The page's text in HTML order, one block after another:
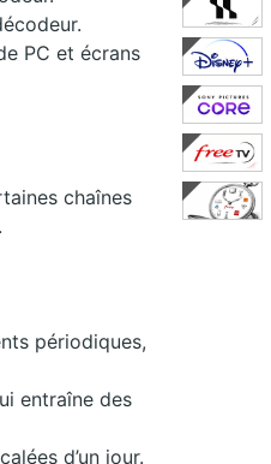
PC et écrans
chaînes
périodiques,
entraîne des
d’un jour.